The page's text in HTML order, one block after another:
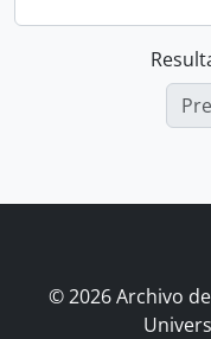
© 2026 Archivo